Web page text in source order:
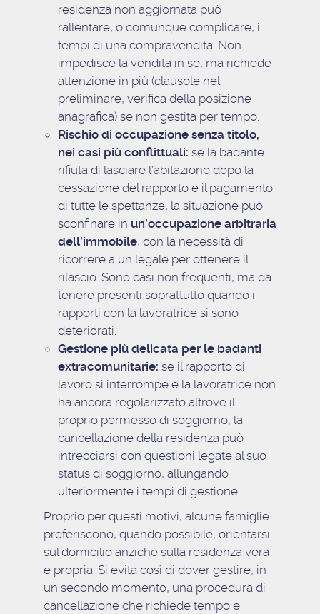
residenza non aggiornata può
rallentare, o comunque complicare, i
tempi di una compravendita. Non
impedisce la vendita in sé, ma richiede
attenzione in più (clausole nel
preliminare, verifica della posizione
anagrafica) se non gestita per tempo.
Rischio di occupazione senza titolo,
nei casi più conflittuali: se la badante
rifiuta di lasciare l’abitazione dopo la
cessazione del rapporto e il pagamento
di tutte le spettanze, la situazione può
sconfinare in un’occupazione arbitraria
dell’immobile, con la necessità di
ricorrere a un legale per ottenere il
rilascio. Sono casi non frequenti, ma da
tenere presenti soprattutto quando i
rapporti con la lavoratrice si sono
deteriorati.
Gestione più delicata per le badanti
extracomunitarie: se il rapporto di
lavoro si interrompe e la lavoratrice non
ha ancora regolarizzato altrove il
proprio permesso di soggiorno, la
cancellazione della residenza può
intrecciarsi con questioni legate al suo
status di soggiorno, allungando
ulteriormente i tempi di gestione.
Proprio per questi motivi, alcune famiglie
preferiscono, quando possibile, orientarsi
sul domicilio anziché sulla residenza vera
e propria. Si evita così di dover gestire, in
un secondo momento, una procedura di
cancellazione che richiede tempo e